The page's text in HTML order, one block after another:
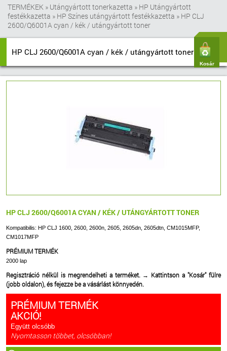
Kosár
TERMÉKEK » Utángyártott tonerkazetta » HP Utángyártott
festékkazetta » HP Színes utángyártott festékkazetta » HP CLJ
2600/Q6001A cyan / kék / utángyártott toner
HP CLJ 2600/Q6001A cyan / kék / utángyártott toner
HP CLJ 2600/Q6001A CYAN / KÉK / UTÁNGYÁRTOTT TONER
Kompatibilis: HP CLJ 1600, 2600, 2600n, 2605, 2605dn, 2605dtn, CM1015MFP,
CM1017MFP
PRÉMIUM TERMÉK
2000 lap
Regisztráció nélkül is megrendelheti a terméket. → Kattintson a "Kosár" fülre
(jobb oldalon), és fejezze be a vásárlást könnyedén.
PRÉMIUM TERMÉK
AKCIÓ!
Együtt olcsóbb
Nyomtasson többet, olcsóbban!